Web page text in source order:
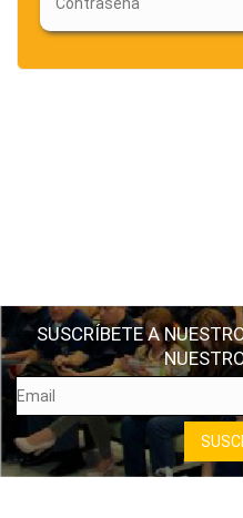
SUSCRÍBETE A